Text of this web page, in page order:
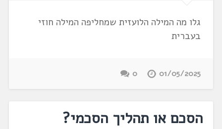
גלו מה המילה הלועזית שמחליפה המילה חוזי
בעברית
01/05/2025
0
הסכם או תהליך הסכמי?